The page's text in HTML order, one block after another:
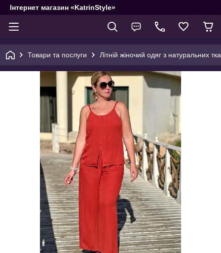
Інтернет магазин «KatrinStyle»
Товари та послуги Літній жіночий одяг з натуральних